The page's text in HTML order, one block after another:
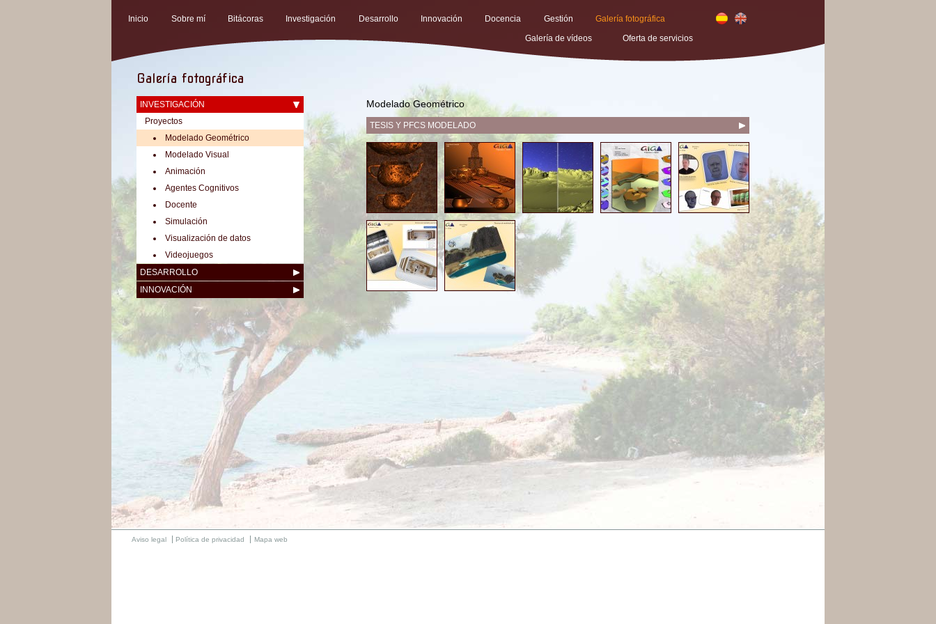
Inicio Sobre mí Bitácoras Investigación Desarrollo Innovación Docencia Gestión
Galería fotográfica
Galería de vídeos
Oferta de servicios
Galería fotográfica
INVESTIGACIÓN
Proyectos
Modelado Geométrico
Modelado Visual
Animación
Agentes Cognitivos
Docente
Simulación
Visualización de datos
Videojuegos
DESARROLLO
INNOVACIÓN
Modelado Geométrico
TESIS Y PFCS MODELADO
Aviso legal Política de privacidad Mapa web